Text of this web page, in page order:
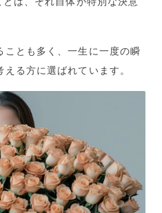
ことも多く、一生に一度の瞬
る方に選ばれています。